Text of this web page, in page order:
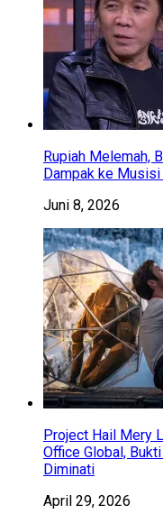
Rupiah Melemah,
Dampak ke
Juni 8, 2026
Project Hail Mery
Office Global,
Diminati
April 29, 2026